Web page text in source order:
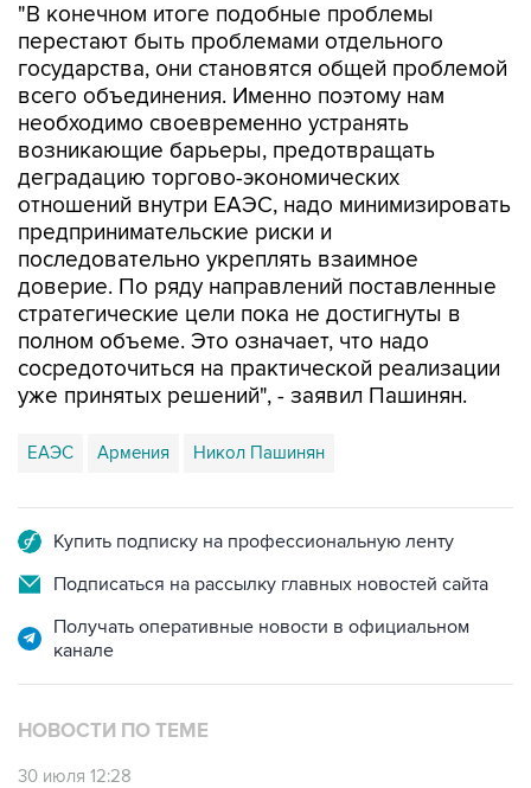
"В конечном итоге подобные проблемы
перестают быть проблемами отдельного
государства, они становятся общей проблемой
всего объединения. Именно поэтому нам
необходимо своевременно устранять
возникающие барьеры, предотвращать
деградацию торгово-экономических
отношений внутри ЕАЭС, надо минимизировать
предпринимательские риски и
последовательно укреплять взаимное
доверие. По ряду направлений поставленные
стратегические цели пока не достигнуты в
полном объеме. Это означает, что надо
сосредоточиться на практической реализации
уже принятых решений", - заявил Пашинян.
ЕАЭС Армения Никол Пашинян
Купить подписку на профессиональную ленту
Подписаться на рассылку главных новостей сайта
Получать оперативные новости в официальном
канале
НОВОСТИ ПО ТЕМЕ
30 июля 12:28